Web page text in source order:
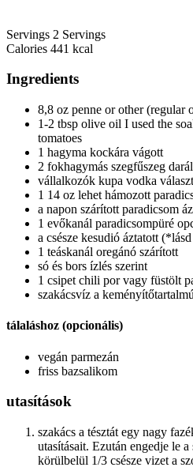
Servings 2 Servings
Calories 441 kcal
Ingredients
8,8 oz penne or other (regular
1-2 tbsp olive oil I used the
tomatoes
1 hagyma kockára vágott
2 fokhagymás szegfűszeg
vállalkozók kupa vodka
1 14 oz lehet hámozott
a napon szárított paradicsom
1 evőkanál paradicsompüré
a csésze kesudió áztatott
1 teáskanál oregánó szárított
só és bors ízlés szerint
1 csipet chili por vagy füstölt
szakácsvíz a
tálaláshoz (opcionális)
vegán parmezán
friss bazsalikom
utasítások
szakács a tésztát egy nagy
utasításait. Ezután engedje le
körülbelül 1/3 csésze vizet a